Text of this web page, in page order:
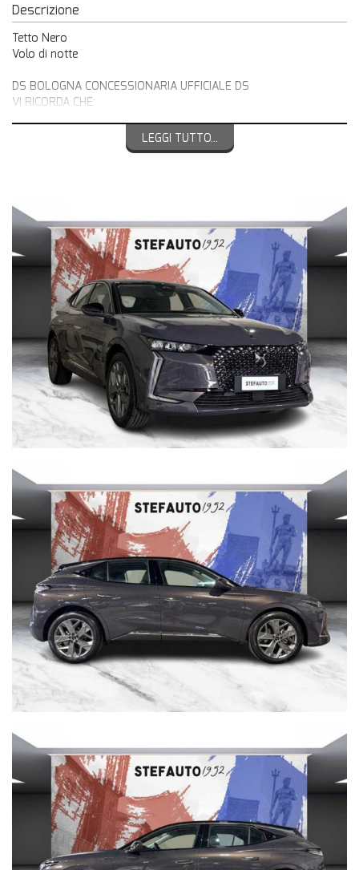
Descrizione
Tetto Nero
Volo di notte
DS BOLOGNA CONCESSIONARIA UFFICIALE DS
VI RICORDA CHE:
NEL PREZZO SONO ESENTI IPT E MESSA SU STRADA
pensieri da qualunque parte d’Italia. Tuttavia, è possibile che ci
siano delle incongruenze fra gli accessori indicati nell’annuncio e
la vettura presente in Concessionaria. Vi invitiamo a verificare le
caratteristiche dello specifico veicolo con un nostro consulente.
INOLTRE VI INVITIAMO A SPECIFICARE:
- DATI ANAGRAFICI
- UN RECAPITO TELEFONICO
- LOCALITA' DI RESIDENZA
- IN CASO DI AUTO DA PERMUTARE o ROTTAMARE INDICARE:
(MODELLO, ANNO DI IMMATRICOLAZIONE, KM)
servizio navetta gratuito dalla stazione centrale di Bologna
Per info su questa vettura contattare
DS STORE BOLOGNA
VIA BOVI CAMPEGGI, 4 40131 BOLOGNA
Tel. 051 551701
marketing@dsbologna.it
WWW.DSBOLOGNA.IT
DS BOLOGNA declina ogni responsabilità per eventuali non
conformità relative ad equipaggiamento, omologazioni anti
inquinamento, accessori, ecc. pubblicate nei diversi portali. Dette
informazioni che non rappresentano in alcun modo un impegno
contrattuale in quanto non ci è possibile intervenire su eventuali
errori di stampa.
LEGGI TUTTO...